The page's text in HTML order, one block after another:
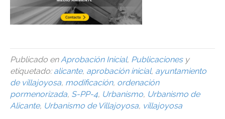
Publicado enAprobación Inicial, Publicacionesy
etiquetado: alicante, aprobación inicial, ayuntamiento
de villajoyosa, modificación, ordenación
pormenorizada, S-PP-4, Urbanismo, Urbanismo de
Alicante, Urbanismo de Villajoyosa, villajoyosa